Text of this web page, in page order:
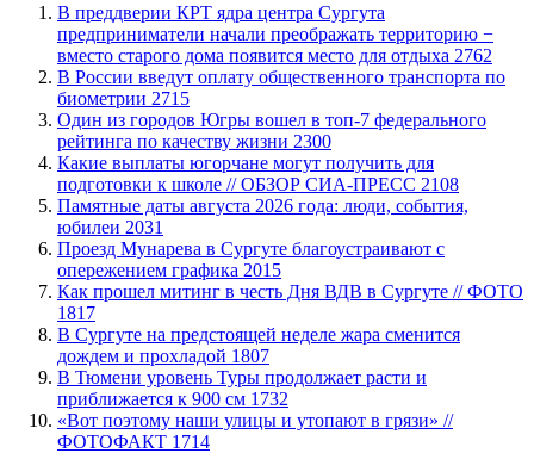
​В преддверии КРТ ядра центра Сургута
предприниматели начали преображать территорию −
вместо старого дома появится место для отдыха 2762
В России введут оплату общественного транспорта по
биометрии 2715
Один из городов Югры вошел в топ-7 федерального
рейтинга по качеству жизни 2300
Какие выплаты югорчане могут получить для
подготовки к школе // ОБЗОР СИА-ПРЕСС 2108
​Памятные даты августа 2026 года: люди, события,
юбилеи 2031
​Проезд Мунарева в Сургуте благоустраивают с
опережением графика 2015
Как прошел митинг в честь Дня ВДВ в Сургуте // ФОТО
1817
В Сургуте на предстоящей неделе жара сменится
дождем и прохладой 1807
В Тюмени уровень Туры продолжает расти и
приближается к 900 см 1732
«Вот поэтому наши улицы и утопают в грязи» //
ФОТОФАКТ 1714